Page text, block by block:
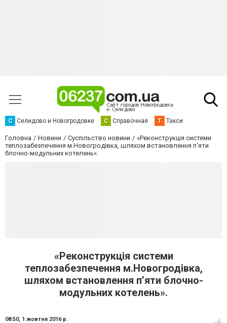
С Селидово и Новогродовке С Справочная Т Такси
Головна Новини Суспільство новини
«Реконструкція системи
теплозабезпечення м.Новогродівка, шляхом встановлення п’яти
блочно-модульних котелень».
«Реконструкція системи
теплозабезпечення м.Новогродівка,
шляхом встановлення п’яти блочно-
модульних котелень».
08:50, 1 жовтня 2016 р.